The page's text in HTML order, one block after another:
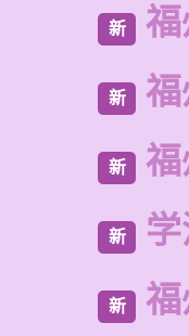
新
新
新
新
新